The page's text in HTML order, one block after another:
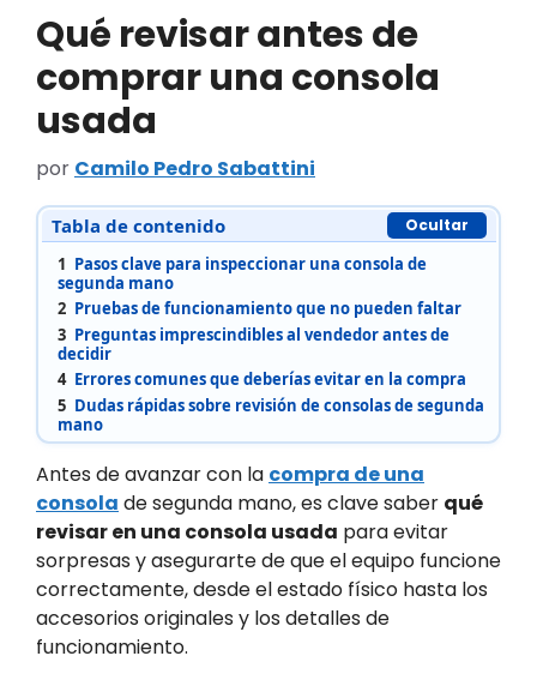
Qué revisar antes de
comprar una consola
usada
por Camilo Pedro Sabattini
Tabla de contenido Ocultar
1 Pasos clave para inspeccionar una consola de
segunda mano
2 Pruebas de funcionamiento que no pueden faltar
3 Preguntas imprescindibles al vendedor antes de
decidir
4 Errores comunes que deberías evitar en la compra
5 Dudas rápidas sobre revisión de consolas de segunda
mano
Antes de avanzar con la compra de una
consola de segunda mano, es clave saber qué
revisar en una consola usada para evitar
sorpresas y asegurarte de que el equipo funcione
correctamente, desde el estado físico hasta los
accesorios originales y los detalles de
funcionamiento.